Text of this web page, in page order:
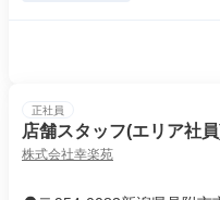
正社員
店舗スタッフ(エリア社
株式会社幸楽苑